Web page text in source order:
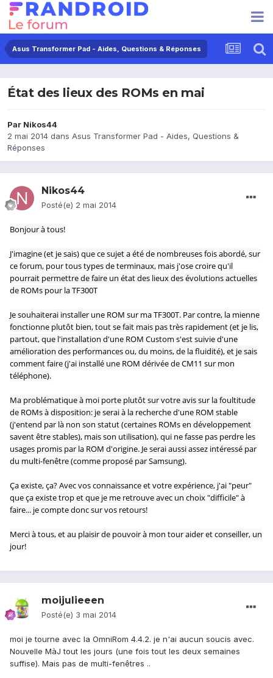
Asus Transformer Pad - Aides, Questions & Réponses
État des lieux des ROMs en mai
Par Nikos44
2 mai 2014 dans Asus Transformer Pad - Aides, Questions &
Réponses
Nikos44
Posté(e) 2 mai 2014
Bonjour à tous!
J'imagine (et je sais) que ce sujet a été de nombreuses fois abordé, sur
ce forum, pour tous types de terminaux, mais j'ose croire qu'il
pourrait permettre de faire un état des lieux des évolutions actuelles
de ROMs pour la TF300T
Je souhaiterai installer une ROM sur ma TF300T. Par contre, la mienne
fonctionne plutôt bien, tout se fait mais pas très rapidement (et je lis,
partout, que l'installation d'une ROM Custom s'est suivie d'une
amélioration des performances ou, du moins, de la fluidité), et je sais
comment faire (j'ai installé une ROM dérivée de CM11 sur mon
téléphone).
Ma problématique à moi porte plutôt sur votre avis sur la foultitude
de ROMs à disposition: je serai à la recherche d'une ROM stable
(j'entend par là non son statut (certaines ROMs en développement
savent être stables), mais son utilisation), qui ne fasse pas perdre les
usages promis par la ROM d'origine. Je serai aussi assez intéressé par
du multi-fenêtre (comme proposé par Samsung).
Ça existe, ça? Avec vos connaissance et votre expérience, j'ai "peur"
que ça existe trop et que je me retrouve avec un choix "difficile" à
faire... je compte donc sur vos retours!
Merci à tous, et au plaisir de pouvoir à mon tour aider et conseiller, un
jour!
moijulieeen
Posté(e) 3 mai 2014
moi je tourne avec la OmniRom 4.4.2. je n'ai aucun soucis avec.
Nouvelle MàJ tout les jours (une fois tout les deux semaines
suffise). Mais pas de multi-fenêtres ..